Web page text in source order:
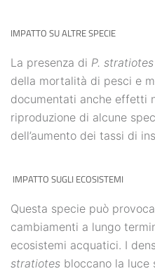
IMPATTO SU ALTRE SPECIE
La presenza di P. stratiotes
della mortalità di pesci e
documentati anche effetti
riproduzione di alcune
dell’aumento dei tassi di
IMPATTO SUGLI ECOSISTEMI
Questa specie può
cambiamenti a lungo
ecosistemi acquatici. I
stratiotes bloccano la luce